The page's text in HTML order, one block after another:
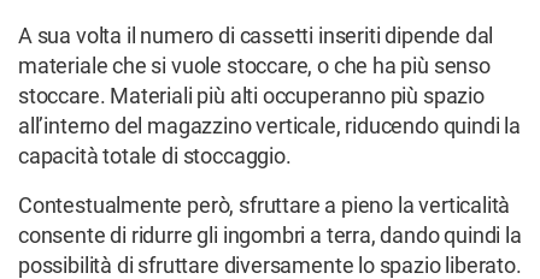
A sua volta il numero di cassetti inseriti dipende dal
materiale che si vuole stoccare, o che ha più senso
stoccare. Materiali più alti occuperanno più spazio
all’interno del magazzino verticale, riducendo quindi la
capacità totale di stoccaggio.
Contestualmente però, sfruttare a pieno la verticalità
consente di ridurre gli ingombri a terra, dando quindi la
possibilità di sfruttare diversamente lo spazio liberato.